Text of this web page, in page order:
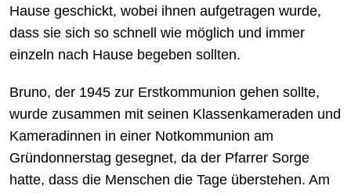
Hause geschickt, wobei ihnen aufgetragen wurde,
dass sie sich so schnell wie möglich und immer
einzeln nach Hause begeben sollten.
Bruno, der 1945 zur Erstkommunion gehen sollte,
wurde zusammen mit seinen Klassenkameraden und
Kameradinnen in einer Notkommunion am
Gründonnerstag gesegnet, da der Pfarrer Sorge
hatte, dass die Menschen die Tage überstehen. Am